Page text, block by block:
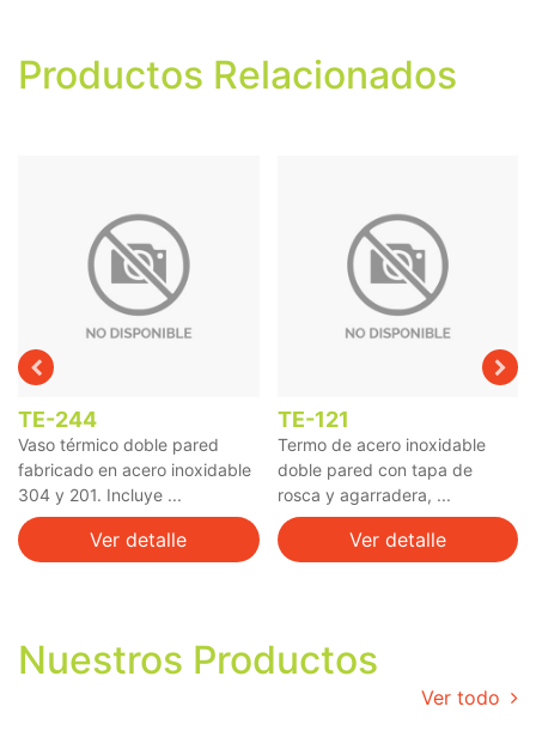
Productos Relacionados
TE-244
Vaso térmico doble pared
fabricado en acero inoxidable
304 y 201. Incluye ...
Ver detalle
TE-121
Termo de acero inoxidable
doble pared con tapa de
rosca y agarradera, ...
Ver detalle
Nuestros Productos
Ver todo